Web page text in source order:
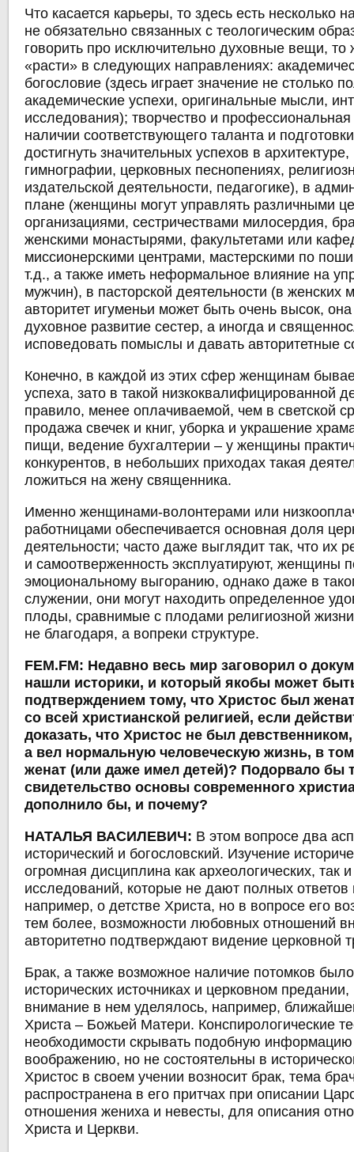
Что касается карьеры, то здесь есть несколько
не обязательно связанных с теологическим
говорить про исключительно духовные вещи,
«расти» в следующих направлениях:
богословие (здесь играет значение не столько
академические успехи, оригинальные мысли,
исследования); творчество и
наличии соответствующего таланта и
достигнуть значительных успехов в
гимнографии, церковных песнопениях,
издательской деятельности, педагогике), в
плане (женщины могут управлять различными
организациями, сестричествами милосердия,
женскими монастырями, факультетами или
миссионерскими центрами, мастерскими по
т.д., а также иметь неформальное влияние на
мужчин), в пасторской деятельности (в женских
авторитет игуменьи может быть очень высок,
духовное развитие сестер, а иногда и
исповедовать помыслы и давать авторитетные
Конечно, в каждой из этих сфер женщинам
успеха, зато в такой низкоквалифицированной
правило, менее оплачиваемой, чем в светской
продажа свечек и книг, уборка и украшение
пищи, ведение бухгалтерии ‒ у женщины
конкурентов, в небольших приходах такая
ложиться на жену священника.
Именно женщинами-волонтерами или
работницами обеспечивается основная доля
деятельности; часто даже выглядит так, что их
и самоотверженность эксплуатируют, женщины
эмоциональному выгоранию, однако даже в
служении, они могут находить определенное
плоды, сравнимые с плодами религиозной
не благодаря, а вопреки структуре.
FEM.FM: Недавно весь мир заговорил о
нашли историки, и который якобы может
подтверждением тому, что Христос был
со всей христианской религией, если
доказать, что Христос не был
а вел нормальную человеческую жизнь, в
женат (или даже имел детей)? Подорвало бы
свидетельство основы современного
дополнило бы, и почему?
НАТАЛЬЯ ВАСИЛЕВИЧ: В этом вопросе два
исторический и богословский. Изучение
огромная дисциплина как археологических, так и
исследований, которые не дают полных ответов
например, о детстве Христа, но в вопросе его
тем более, возможности любовных отношений
авторитетно подтверждают видение церковной
Брак, а также возможное наличие потомков
исторических источниках и церковном предании,
внимание в нем уделялось, например,
Христа ‒ Божьей Матери. Конспирологические
необходимости скрывать подобную
воображению, но не состоятельны в
Христос в своем учении возносит брак, тема
распространена в его притчах при описании
отношения жениха и невесты, для описания
Христа и Церкви.